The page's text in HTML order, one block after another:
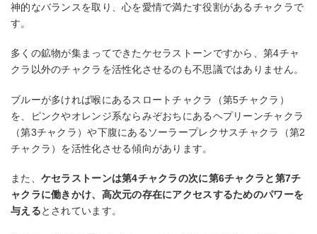
神的なバランスを取り、心を愛情で満たす役割があるチャクラで
す。
多くの鉱物が集まってできたケセラストーンですから、第4チャ
クラ以外のチャクラを活性化させるのも不思議ではありません。
ブルーが多ければ喉にあるスロートチャクラ（第5チャクラ）
を、ピンクやオレンジ系ならみぞおちにあるヘプリーンチャクラ
（第3チャクラ）や下腹にあるソーラープレクサスチャクラ（第2
チャクラ）を活性化させる傾向があります。
また、 ケセラストーンは第4チャクラの次に第6チャクラと第7チ
ャクラに働きかけ、高次元の存在にアクセスするためのパワーを
与えるとされています。